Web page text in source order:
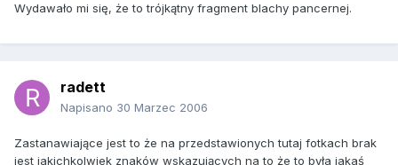
Wydawało mi się, że to trójkątny fragment blachy pancernej.
radett
Napisano 30 Marzec 2006
Zastanawiające jest to że na przedstawionych tutaj fotkach brak
jest jakichkolwiek znaków wskazujących na to że to była jakaś